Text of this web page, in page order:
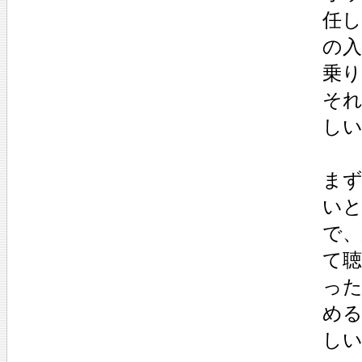
任
の
乗
そ
し
ま
い
で
て
っ
め
し